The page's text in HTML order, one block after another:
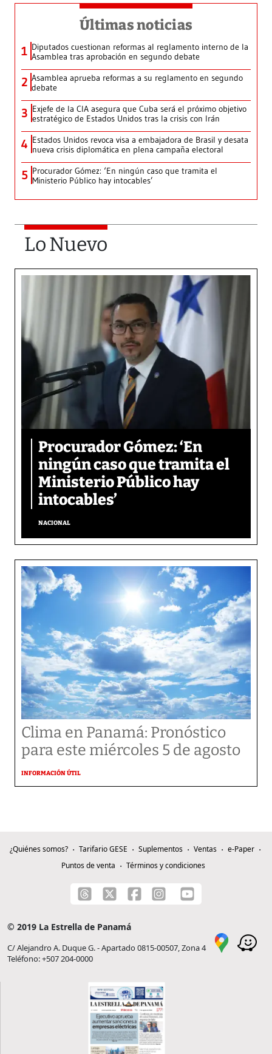
Últimas noticias
1 Diputados cuestionan reformas al reglamento interno de la
Asamblea tras aprobación en segundo debate
2 Asamblea aprueba reformas a su reglamento en segundo
debate
3 Exjefe de la CIA asegura que Cuba será el próximo objetivo
estratégico de Estados Unidos tras la crisis con Irán
4 Estados Unidos revoca visa a embajadora de Brasil y desata
nueva crisis diplomática en plena campaña electoral
5 Procurador Gómez: ‘En ningún caso que tramita el
Ministerio Público hay intocables’
Lo Nuevo
Procurador Gómez: ‘En
ningún caso que tramita el
Ministerio Público hay
intocables’
NACIONAL
Clima en Panamá: Pronóstico
para este miércoles 5 de agosto
INFORMACIÓN ÚTIL
¿Quiénes somos? Tarifario GESE Suplementos Ventas
e-Paper
Puntos de venta
Términos y condiciones
© 2019 La Estrella de Panamá
C/ Alejandro A. Duque G. - Apartado 0815-00507, Zona 4
Teléfono: +507 204-0000